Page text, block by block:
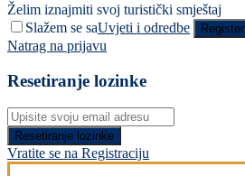
Želim iznajmiti svoj turistički smještaj
Slažem se saUvjeti i odredbe Register
Natrag na prijavu
Resetiranje lozinke
Resetiranje lozinke
Vratite se na Registraciju